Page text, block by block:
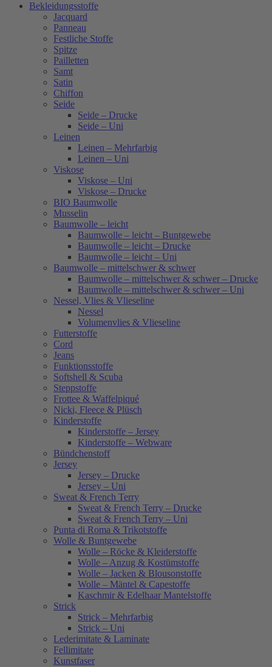
Bekleidungsstoffe
Jacquard
Panneau
Festliche Stoffe
Spitze
Pailletten
Samt
Satin
Chiffon
Seide
Seide – Drucke
Seide – Uni
Leinen
Leinen – Mehrfarbig
Leinen – Uni
Viskose
Viskose – Uni
Viskose – Drucke
BIO Baumwolle
Musselin
Baumwolle – leicht
Baumwolle – leicht – Buntgewebe
Baumwolle – leicht – Drucke
Baumwolle – leicht – Uni
Baumwolle – mittelschwer & schwer
Baumwolle – mittelschwer & schwer – Drucke
Baumwolle – mittelschwer & schwer – Uni
Nessel, Vlies & Vlieseline
Nessel
Volumenvlies & Vlieseline
Futterstoffe
Cord
Jeans
Funktionsstoffe
Softshell & Scuba
Steppstoffe
Frottee & Waffelpiqué
Nicki, Fleece & Plüsch
Kinderstoffe
Kinderstoffe – Jersey
Kinderstoffe – Webware
Bündchenstoff
Jersey
Jersey – Drucke
Jersey – Uni
Sweat & French Terry
Sweat & French Terry – Drucke
Sweat & French Terry – Uni
Punta di Roma & Trikotstoffe
Wolle & Buntgewebe
Wolle – Röcke & Kleiderstoffe
Wolle – Anzug & Kostümstoffe
Wolle – Jacken & Blousonstoffe
Wolle – Mäntel & Capestoffe
Kaschmir & Edelhaar Mantelstoffe
Strick
Strick – Mehrfarbig
Strick – Uni
Lederimitate & Laminate
Fellimitate
Kunstfaser